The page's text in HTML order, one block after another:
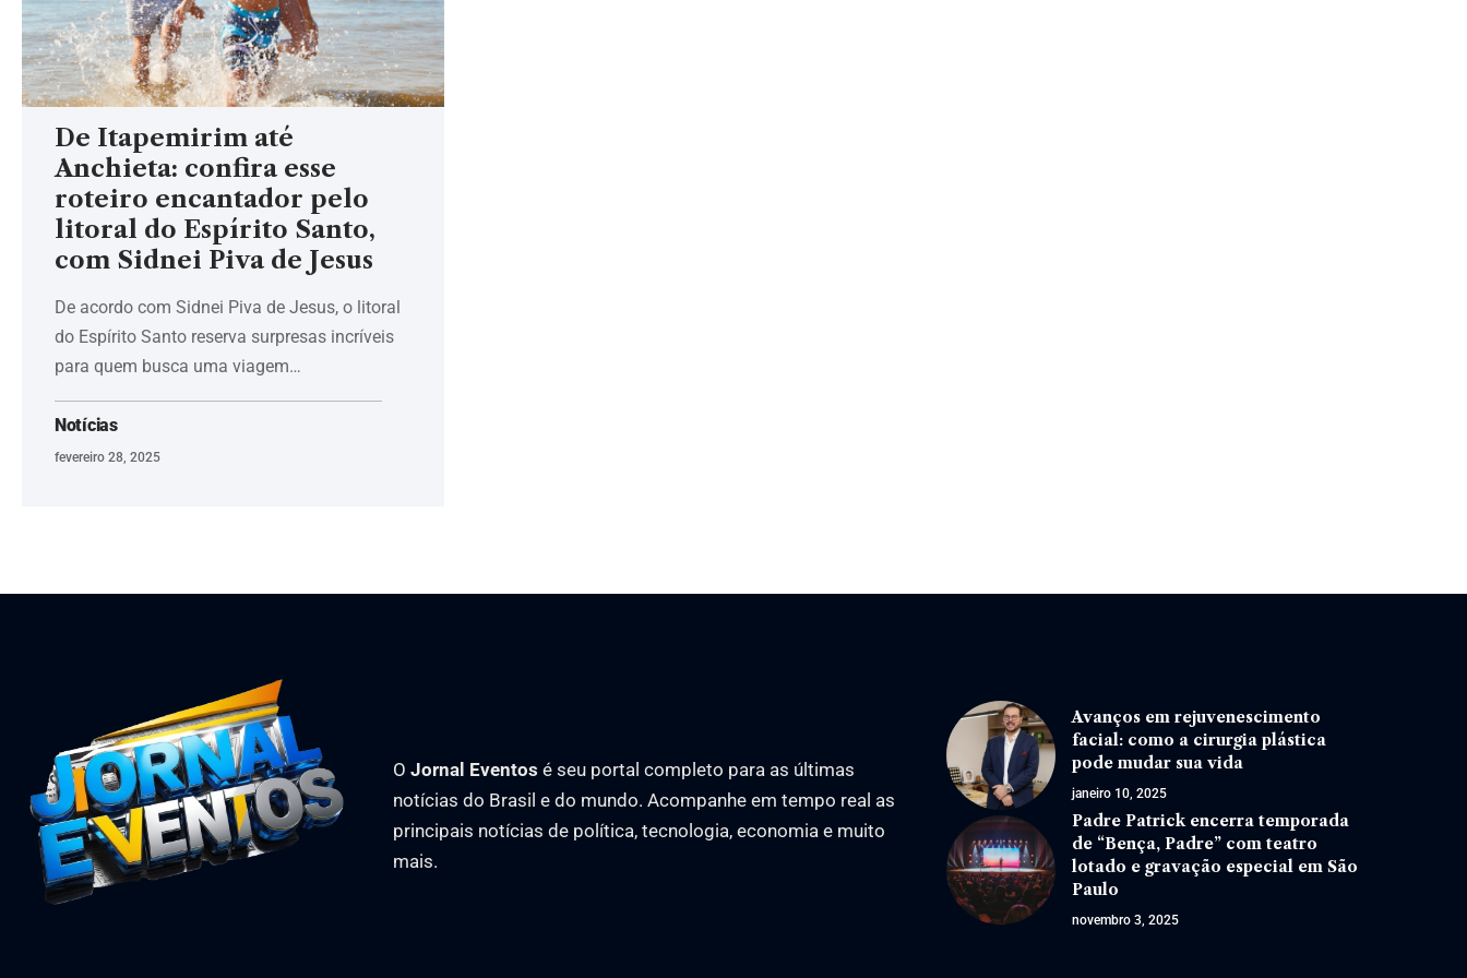
De Itapemirim até
Anchieta: confira esse
roteiro encantador pelo
litoral do Espírito Santo,
com Sidnei Piva de Jesus
De acordo com Sidnei Piva de Jesus, o litoral
do Espírito Santo reserva surpresas incríveis
para quem busca uma viagem…
Notícias
fevereiro 28, 2025
O Jornal Eventos é seu portal completo para as últimas
notícias do Brasil e do mundo. Acompanhe em tempo real as
principais notícias de política, tecnologia, economia e muito
mais.
Avanços em rejuvenescimento
facial: como a cirurgia plástica
pode mudar sua vida
janeiro 10, 2025
Padre Patrick encerra temporada
de “Bença, Padre” com teatro
lotado e gravação especial em São
Paulo
novembro 3, 2025